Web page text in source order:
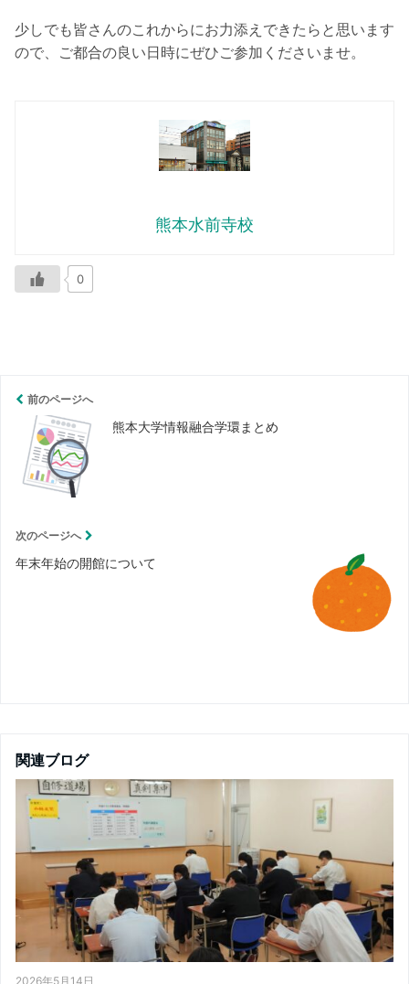
少しでも皆さんのこれからにお力添えできたらと思います
ので、ご都合の良い日時にぜひご参加くださいませ。
熊本水前寺校
0
前のページへ
熊本大学情報融合学環まとめ
次のページへ
年末年始の開館について
関連ブログ
2026年5月14日